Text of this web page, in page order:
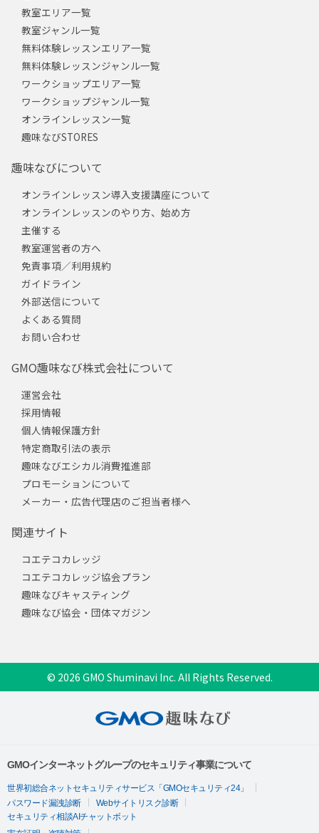
教室エリア一覧
教室ジャンル一覧
無料体験レッスンエリア一覧
無料体験レッスンジャンル一覧
ワークショップエリア一覧
ワークショップジャンル一覧
オンラインレッスン一覧
趣味なびSTORES
趣味なびについて
オンラインレッスン導入支援講座について
オンラインレッスンのやり方、始め方
主催する
教室運営者の方へ
免責事項／利用規約
ガイドライン
外部送信について
よくある質問
お問い合わせ
GMO趣味なび株式会社について
運営会社
採用情報
個人情報保護方針
特定商取引法の表示
趣味なびエシカル消費推進部
プロモーションについて
メーカー・広告代理店のご担当者様へ
関連サイト
コエテコカレッジ
コエテコカレッジ協会プラン
趣味なびキャスティング
趣味なび協会・団体マガジン
© 2026 GMO Shuminavi Inc. All Rights Reserved.